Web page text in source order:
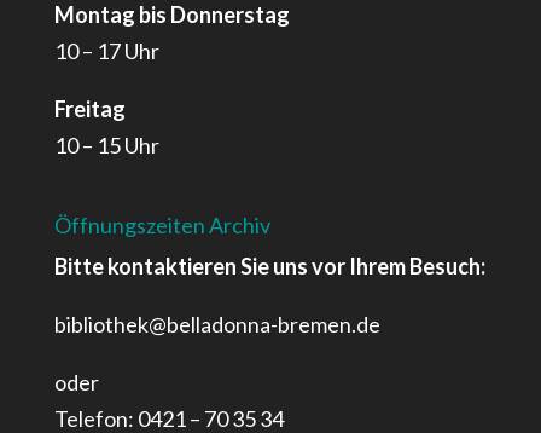
Montag bis Donnerstag
10 – 17 Uhr
Freitag
10 – 15 Uhr
Öffnungszeiten Archiv
Bitte kontaktieren Sie uns vor Ihrem Besuch:
bibliothek@belladonna-bremen.de
oder
Telefon: 0421 – 70 35 34